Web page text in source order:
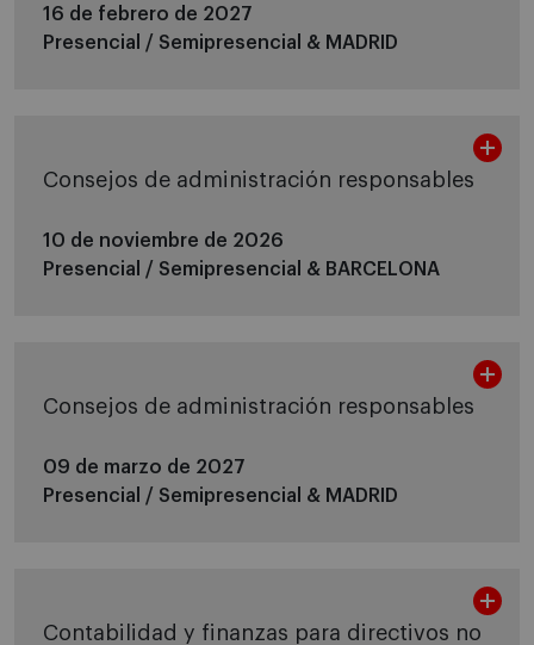
16 de febrero de 2027
Presencial / Semipresencial & MADRID
Consejos de administración responsables
10 de noviembre de 2026
Presencial / Semipresencial & BARCELONA
Consejos de administración responsables
09 de marzo de 2027
Presencial / Semipresencial & MADRID
Contabilidad y finanzas para directivos no